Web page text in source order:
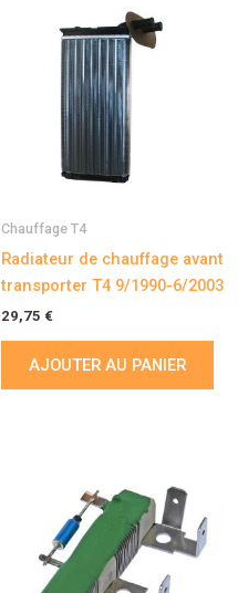
Chauffage T4
Radiateur de chauffage avant
transporter T4 9/1990-6/2003
29,75 €
AJOUTER AU PANIER